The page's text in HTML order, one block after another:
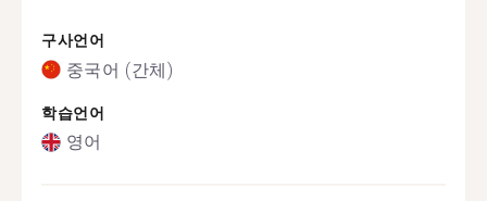
구사언어
중국어 (간체)
학습언어
영어